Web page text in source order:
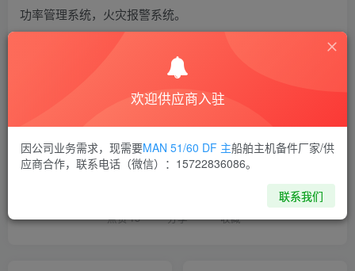
功率管理系统，火灾报警系统。
THE END
山东
喜欢就支持一下吧
点赞15 分享 收藏
欢迎供应商入驻
因公司业务需求，现需要MAN 51/60 DF 主船舶主机备件厂家/供
应商合作，联系电话（微信）：15722836086。
联系我们